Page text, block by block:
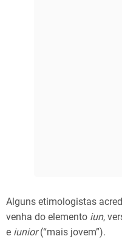
Alguns etimologistas
venha do elemento iun,
e iunior(“mais jovem”).